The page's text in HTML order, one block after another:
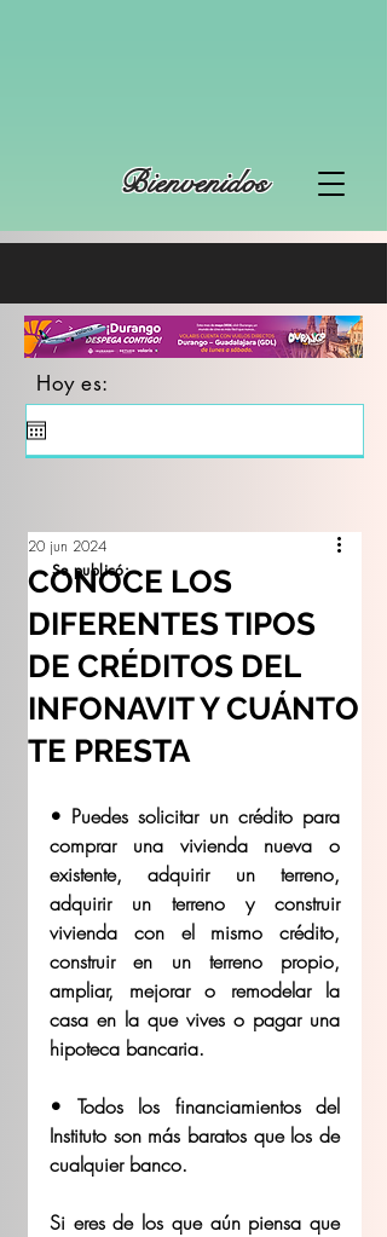
Bienvenidos
Hoy es:
CONOCE LOS
DIFERENTES TIPOS
DE CRÉDITOS DEL
INFONAVIT Y CUÁNTO
TE PRESTA
20 jun 2024
• Puedes solicitar un crédito para
comprar una vivienda nueva o
existente, adquirir un terreno,
adquirir un terreno y construir
vivienda con el mismo crédito,
construir en un terreno propio,
ampliar, mejorar o remodelar la
casa en la que vives o pagar una
hipoteca bancaria.
• Todos los financiamientos del
Instituto son más baratos que los de
cualquier banco.
Si eres de los que aún piensa que
Se publicó: